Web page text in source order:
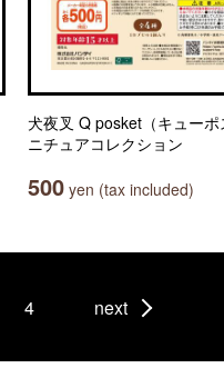
犬夜叉 Q posket（キューポ
ニチュアコレクション
500 yen (tax included)
4 next